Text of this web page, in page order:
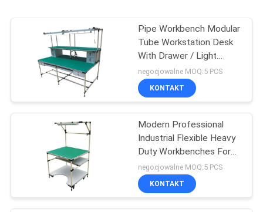
Pipe Workbench Modular
Tube Workstation Desk
With Drawer / Light
Lamp
negocjowalne MOQ:5 PCS
KONTAKT
Modern Professional
Industrial Flexible Heavy
Duty Workbenches For
Packing Table
negocjowalne MOQ:5 PCS
KONTAKT